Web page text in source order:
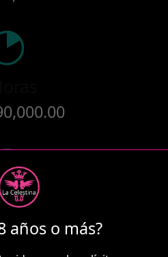
años o más?